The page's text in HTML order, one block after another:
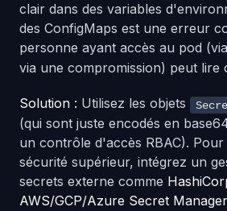
clair dans des variables
des ConfigMaps est une erreur
personne ayant accès au pod (via
via une compromission) peut lire
Solution : Utilisez les objets
(qui sont juste encodés en
un contrôle d'accès RBAC).
sécurité supérieur, intégrez un
secrets externe comme
AWS/GCP/Azure Secret Manager